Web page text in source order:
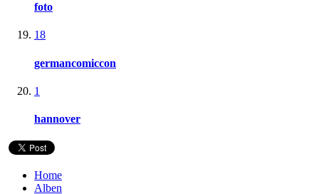
foto
18
germancomiccon
1
hannover
Home
Alben